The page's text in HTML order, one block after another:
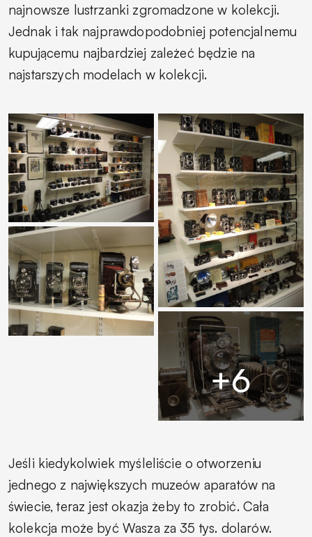
najnowsze lustrzanki zgromadzone w kolekcji.
Jednak i tak najprawdopodobniej potencjalnemu
kupującemu najbardziej zależeć będzie na
najstarszych modelach w kolekcji.
Jeśli kiedykolwiek myśleliście o otworzeniu
jednego z największych muzeów aparatów na
świecie, teraz jest okazja żeby to zrobić. Cała
kolekcja może być Wasza za 35 tys. dolarów.